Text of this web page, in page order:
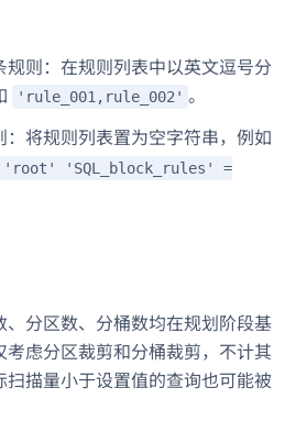
则：在规则列表中以英文逗号分
'rule_001,rule_002' 。
将规则列表置为空字符串，例如
'root' 'SQL_block_rules' =
、分区数、分桶数均在规划阶段基
虑分区裁剪和分桶裁剪，不计其
描量小于设置值的查询也可能被